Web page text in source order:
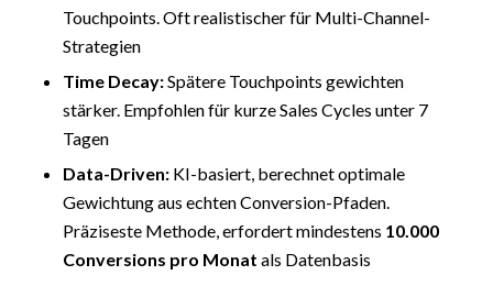
Touchpoints. Oft realistischer für Multi-Channel-
Strategien
Time Decay:Spätere Touchpoints gewichten
stärker. Empfohlen für kurze Sales Cycles unter 7
Tagen
Data-Driven:KI-basiert, berechnet optimale
Gewichtung aus echten Conversion-Pfaden.
Präziseste Methode, erfordert mindestens 10.000
Conversions pro Monat als Datenbasis